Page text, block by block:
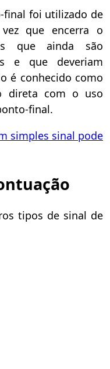
final foi utilizado de
que encerra o
que ainda são
e que deveriam
é conhecido como
direta com o uso
final.
simples sinal pode
tipos de sinal de